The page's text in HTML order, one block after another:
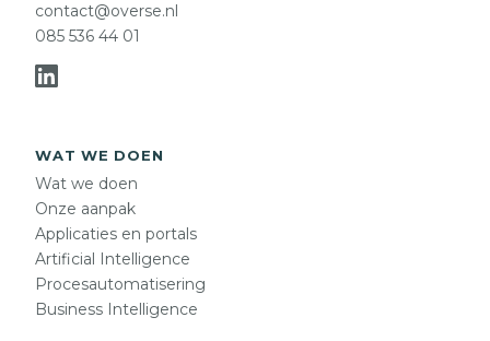
contact@overse.nl
085 536 44 01
WAT WE DOEN
Wat we doen
Onze aanpak
Applicaties en portals
Artificial Intelligence
Procesautomatisering
Business Intelligence